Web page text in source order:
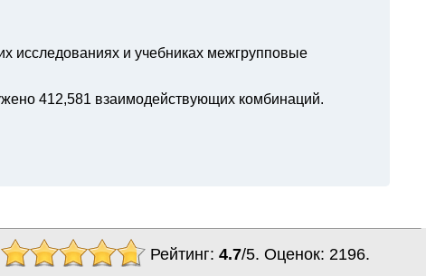
исследованиях и учебниках межгрупповые
412,581 взаимодействующих комбинаций.
Рейтинг: 4.7/5. Оценок: 2196.